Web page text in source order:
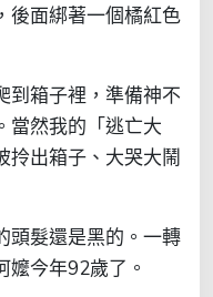
後面綁著一個橘紅色
到箱子裡，準備神不
當然我的「逃亡大
拎出箱子、大哭大鬧
頭髮還是黑的。一轉
嬤今年92歲了。